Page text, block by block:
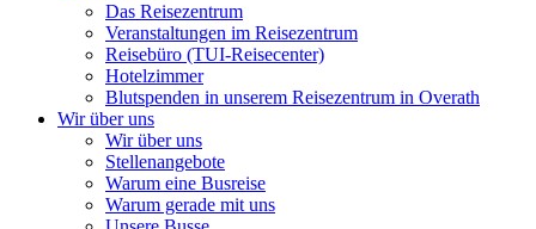
Das Reisezentrum
Veranstaltungen im Reisezentrum
Reisebüro (TUI-Reisecenter)
Hotelzimmer
Blutspenden in unserem Reisezentrum in Overath
Wir über uns
Wir über uns
Stellenangebote
Warum eine Busreise
Warum gerade mit uns